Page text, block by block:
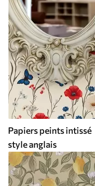
Papiers peints intissé
style anglais